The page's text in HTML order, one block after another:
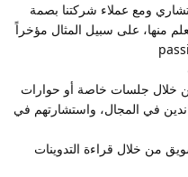
ومع عملاء شركتنا بصمة
منها، على سبيل المثال مؤخراً
خلال جلسات خاصة أو حوارات
في المجال، واستشارتهم في
من خلال قراءة التدوينات